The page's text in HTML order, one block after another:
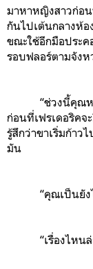
มาหาหญิงสาวก่อ
กันไปเต้นกลางห้
ขณะใช้อีกมือประ
รอบฟลอร์ตามจังห
“ช่วงนี้คุณ
ก่อนที่เฟรเดอริค
รู้สึกว่าขาเริ่มก้าว
มัน
“คุณเป็นยัง
“เรื่องไหน